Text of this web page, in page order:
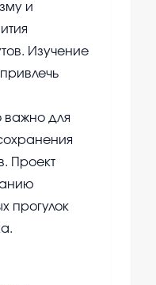
и
Изучение
важно для
Проект
прогулок